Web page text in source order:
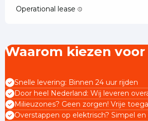
Operational lease
Waarom kiezen voor
Snelle levering: Binnen 24 uur rijden
Door heel Nederland: Wij leveren
Milieuzones? Geen zorgen! Vrije
Overstappen op elektrisch? Simpel